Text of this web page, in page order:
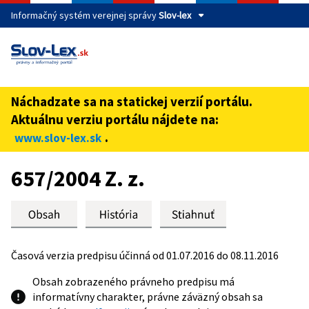
Informačný systém verejnej správySlov-lex
Táto stránka je zabezpečená
cez zabezpečenú webovú stránku verejnej správy SR.
Zabezpečená stránka vždy začína https:// pred názvom
domény webového sídla.
Náchadzate sa na statickej verzií portálu.
Aktuálnu verziu portálu nájdete na:
www.slov-lex.sk .
Preskoč na obsah
657/2004 Z. z.
Časová verzia predpisu účinná od 01.07.2016 do 08.11.2016
Obsah zobrazeného právneho predpisu má
informatívny charakter, právne záväzný obsah sa